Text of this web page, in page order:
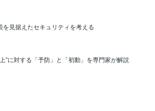
を見据えたセキュリティを考える
”に対する「予防」と「初動」を専門家が解説